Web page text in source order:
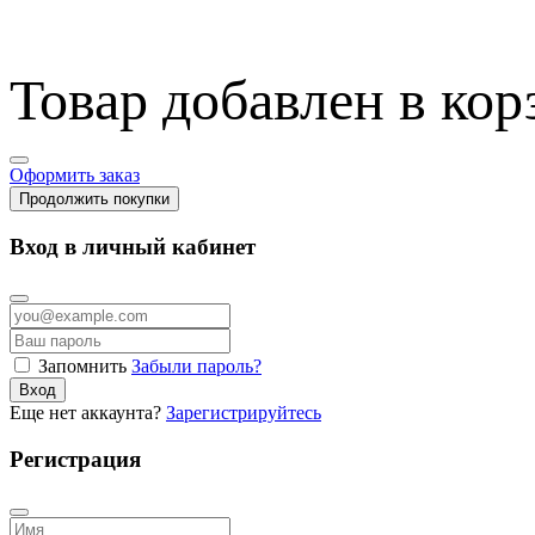
Товар добавлен в
Оформить заказ
Продолжить покупки
Вход в личный кабинет
Запомнить Забыли пароль?
Вход
Еще нет аккаунта? Зарегистрируйтесь
Регистрация